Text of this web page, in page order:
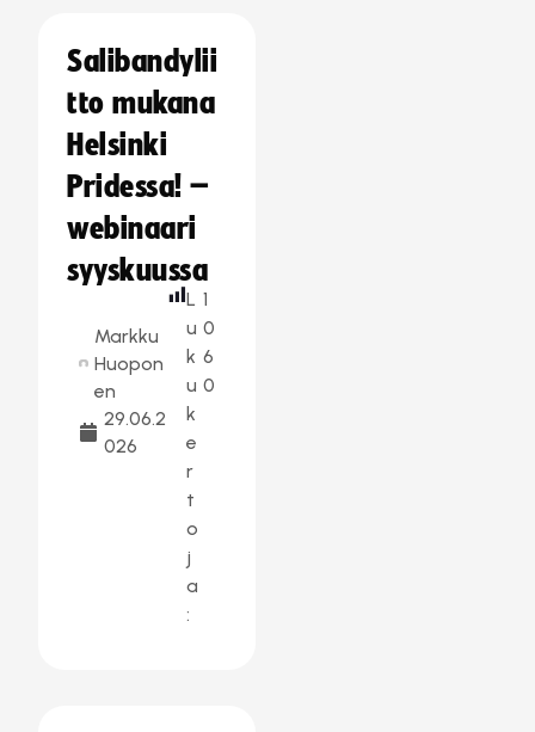
Salibandylii
tto mukana
Helsinki
Pridessa! –
webinaari
syyskuussa
Markku
Huopon
en
29.06.2
026
L
u
k
u
k
e
r
t
o
j
a
:
1
0
6
0